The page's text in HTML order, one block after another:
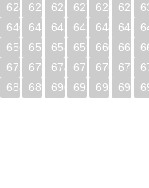
624
625 626 627 628 629
640
641 642 643 644 645
656
657 658 659 660 661
672
673 674 675 676 677
688
689 690 691 692 693